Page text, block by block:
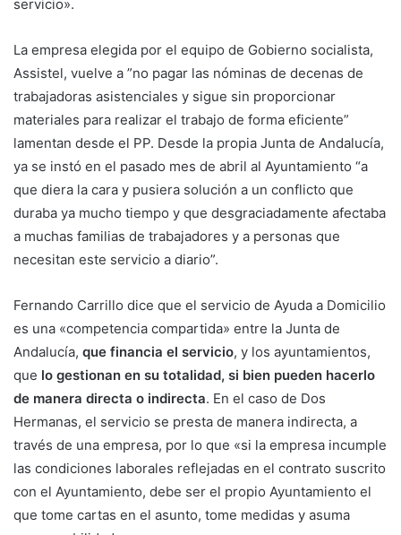
servicio».
La empresa elegida por el equipo de Gobierno socialista,
Assistel, vuelve a ”no pagar las nóminas de decenas de
trabajadoras asistenciales y sigue sin proporcionar
materiales para realizar el trabajo de forma eficiente”
lamentan desde el PP. Desde la propia Junta de Andalucía,
ya se instó en el pasado mes de abril al Ayuntamiento “a
que diera la cara y pusiera solución a un conflicto que
duraba ya mucho tiempo y que desgraciadamente afectaba
a muchas familias de trabajadores y a personas que
necesitan este servicio a diario”.
Fernando Carrillo dice que el servicio de Ayuda a Domicilio
es una «competencia compartida» entre la Junta de
Andalucía, que financia el servicio, y los ayuntamientos,
que lo gestionan en su totalidad, si bien pueden hacerlo
de manera directa o indirecta. En el caso de Dos
Hermanas, el servicio se presta de manera indirecta, a
través de una empresa, por lo que «si la empresa incumple
las condiciones laborales reflejadas en el contrato suscrito
con el Ayuntamiento, debe ser el propio Ayuntamiento el
que tome cartas en el asunto, tome medidas y asuma